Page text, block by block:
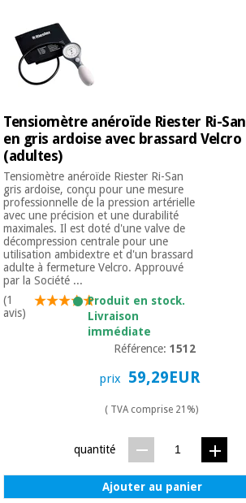
Tensiomètre anéroïde Riester Ri-San
en gris ardoise avec brassard Velcro
(adultes)
Tensiomètre anéroïde Riester Ri-San
gris ardoise, conçu pour une mesure
professionnelle de la pression artérielle
avec une précision et une durabilité
maximales. Il est doté d'une valve de
décompression centrale pour une
utilisation ambidextre et d'un brassard
adulte à fermeture Velcro. Approuvé
par la Société ...
(1
avis)
Produit en stock.
Livraison
immédiate
Référence:1512
prix 59,29EUR
( TVA comprise 21%)
quantité
Ajouter au panier